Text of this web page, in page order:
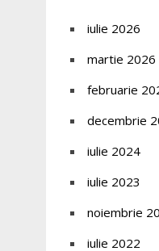
iulie 2026
martie 2026
februarie
decembrie
iulie 2024
iulie 2023
noiembrie
iulie 2022